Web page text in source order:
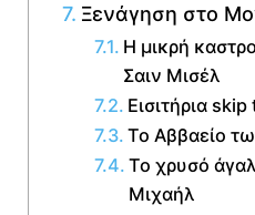
Ξενάγηση στο
Η μικρή
Σαιν Μισέλ
Εισιτήρια
Το Αββαείο
Το χρυσό
Μιχαήλ